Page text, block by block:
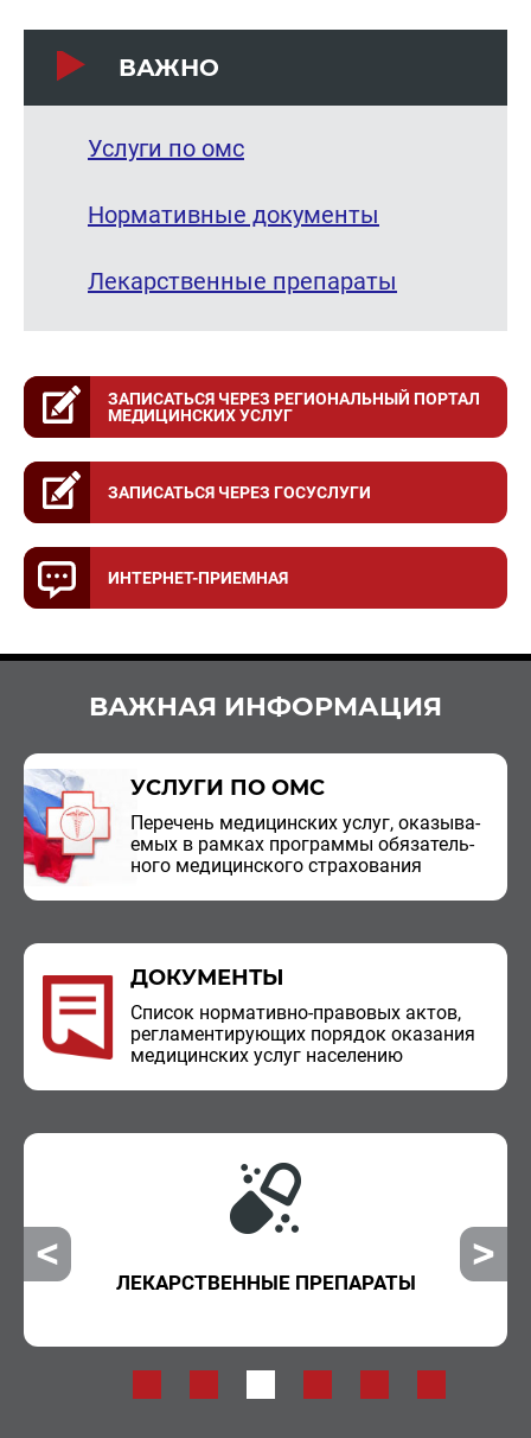
ВАЖНО
Услуги по омс
Нормативные документы
Лекарственные препараты
ЗАПИСАТЬСЯ ЧЕРЕЗ РЕГИОНАЛЬНЫЙ ПОРТАЛ
МЕДИЦИНСКИХ УСЛУГ
ЗАПИСАТЬСЯ ЧЕРЕЗ ГОСУСЛУГИ
ИНТЕРНЕТ-ПРИЕМНАЯ
ВАЖНАЯ ИНФОРМАЦИЯ
УСЛУГИ ПО ОМС
Пе­ре­чень ме­ди­цин­ских услуг, ока­зы­ва­
е­мых в рам­ках про­грам­мы обя­за­тель­
но­го ме­ди­цин­ско­го стра­хо­ва­ния
ДОКУМЕНТЫ
Спи­сок нор­ма­тив­но-пра­во­вых актов,
ре­гла­мен­ти­ру­ю­щих по­ря­док ока­за­ния
ме­ди­цин­ских услуг на­се­ле­нию
ЛЕКАРСТВЕННЫЕ ПРЕПАРАТЫ